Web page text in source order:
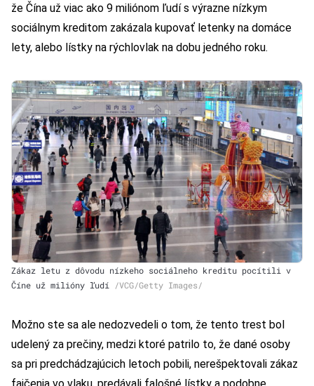
že Čína už viac ako 9 miliónom ľudí s výrazne nízkym
sociálnym kreditom zakázala kupovať letenky na domáce
lety, alebo lístky na rýchlovlak na dobu jedného roku.
Zákaz letu z dôvodu nízkeho sociálneho kreditu pocítili v
Číne už milióny ľudí
/VCG/Getty Images/
Možno ste sa ale nedozvedeli o tom, že tento trest bol
udelený za prečiny, medzi ktoré patrilo to, že dané osoby
sa pri predchádzajúcich letoch pobili, nerešpektovali zákaz
fajčenia vo vlaku, predávali falošné lístky a podobne.